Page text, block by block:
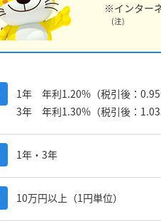
※インター
(注)
1年 年利1.20%（税引後：
3年 年利1.30%（税引後：
1年・3年
10万円以上（1円単位）